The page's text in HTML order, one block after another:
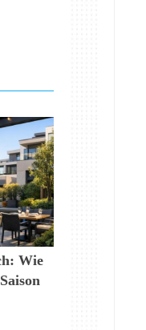
Wie